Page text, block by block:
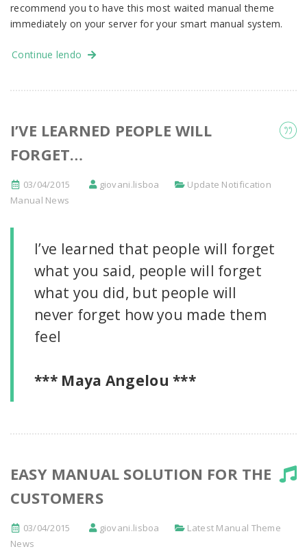
recommend you to have this most waited manual theme
immediately on your server for your smart manual system.
Continue lendo
I’VE LEARNED PEOPLE WILL
FORGET…
03/04/2015 giovani.lisboa
Update Notification
Manual News
I’ve learned that people will forget
what you said, people will forget
what you did, but people will
never forget how you made them
feel
*** Maya Angelou ***
EASY MANUAL SOLUTION FOR THE
CUSTOMERS
03/04/2015 giovani.lisboa
Latest Manual Theme
News